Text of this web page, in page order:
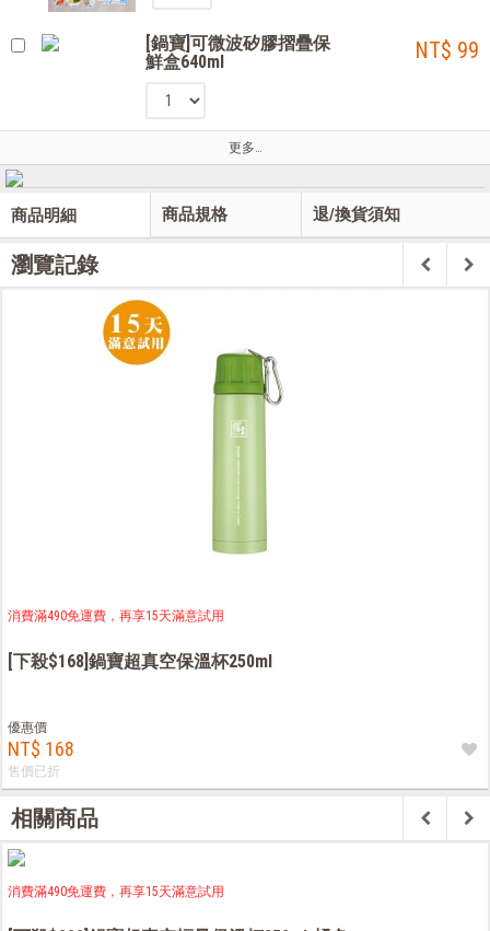
[鍋寶]可微波矽膠摺疊保
鮮盒640ml
NT$ 99
更多…
商品明細 商品規格 退/換貨須知
瀏覽記錄
消費滿490免運費，再享15天滿意試用
[下殺$168]鍋寶超真空保溫杯250ml
優惠價
NT$ 168
售價已折
相關商品
消費滿490免運費，再享15天滿意試用